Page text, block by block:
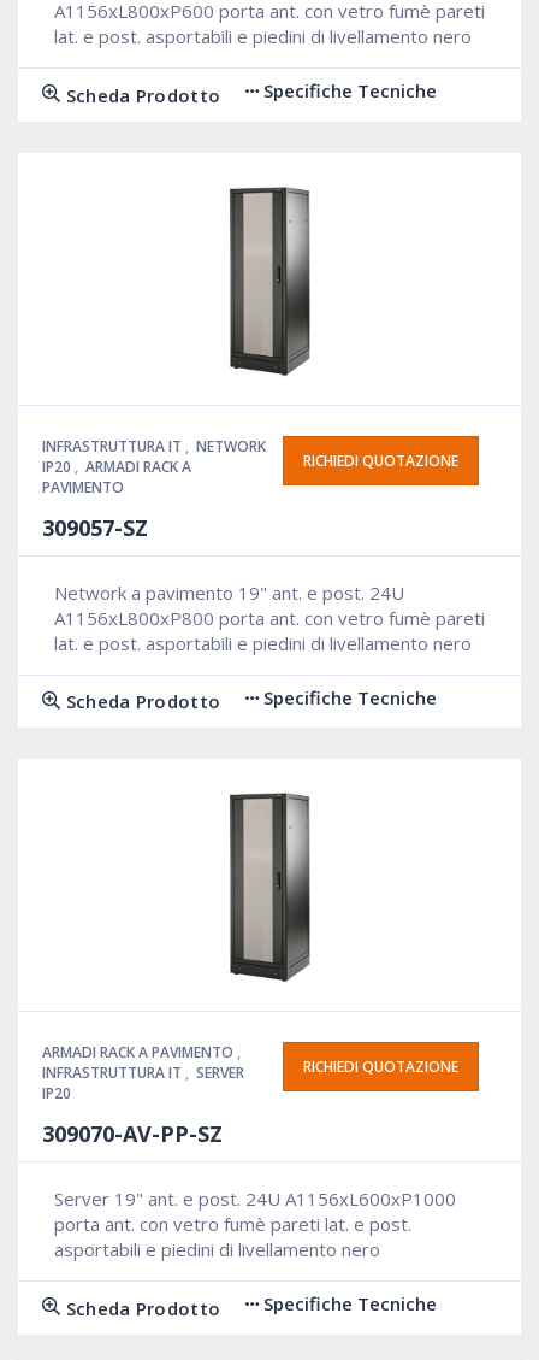
A1156xL800xP600 porta ant. con vetro fumè pareti
lat. e post. asportabili e piedini di livellamento nero
Scheda Prodotto Specifiche Tecniche
INFRASTRUTTURA IT , NETWORK
IP20 , ARMADI RACK A
PAVIMENTO
309057-SZ
RICHIEDI QUOTAZIONE
Network a pavimento 19" ant. e post. 24U
A1156xL800xP800 porta ant. con vetro fumè pareti
lat. e post. asportabili e piedini di livellamento nero
Scheda Prodotto Specifiche Tecniche
ARMADI RACK A PAVIMENTO ,
INFRASTRUTTURA IT , SERVER
IP20
309070-AV-PP-SZ
RICHIEDI QUOTAZIONE
Server 19" ant. e post. 24U A1156xL600xP1000
porta ant. con vetro fumè pareti lat. e post.
asportabili e piedini di livellamento nero
Scheda Prodotto Specifiche Tecniche